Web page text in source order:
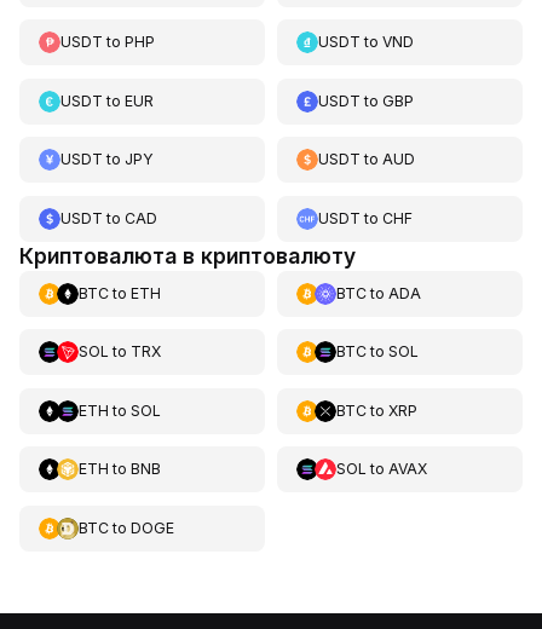
USDT to PHP USDT toVND
USDT to EUR USDT toGBP
USDT to JPY USDT toAUD
USDT to CAD USDT toCHF
Криптовалюта в криптовалюту
BTCto ETH BTCto ADA
SOL to TRX BTCto SOL
ETH to SOL BTCto XRP
ETH to BNB SOL to AVAX
BTCto DOGE